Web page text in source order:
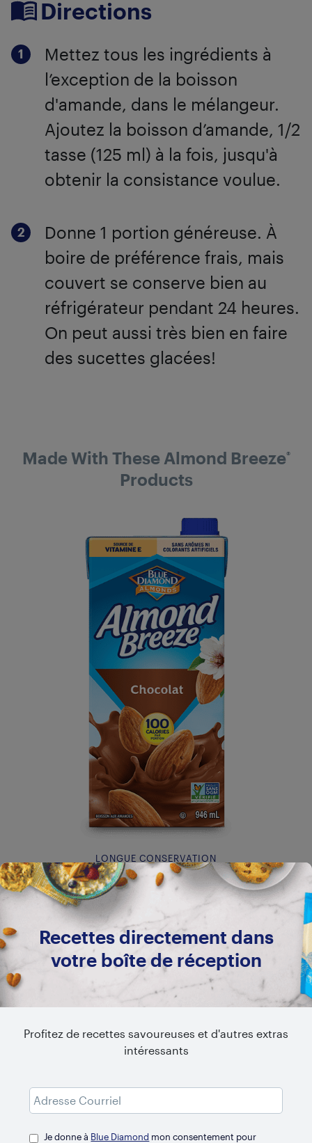
Directions
Mettez tous les ingrédients à
l’exception de la boisson
d'amande, dans le mélangeur.
Ajoutez la boisson d’amande, 1/2
tasse (125 ml) à la fois, jusqu'à
obtenir la consistance voulue.
Donne 1 portion généreuse. À
boire de préférence frais, mais
couvert se conserve bien au
réfrigérateur pendant 24 heures.
On peut aussi très bien en faire
des sucettes glacées!
Made With These Almond Breeze®
Products
LONGUE CONSERVATION
Chocolat
Related Recipes
Recettes directement dans
votre boîte de réception
Profitez de recettes savoureuses et d'autres extras
intéressants
Je donne à Blue Diamond mon consentement pour